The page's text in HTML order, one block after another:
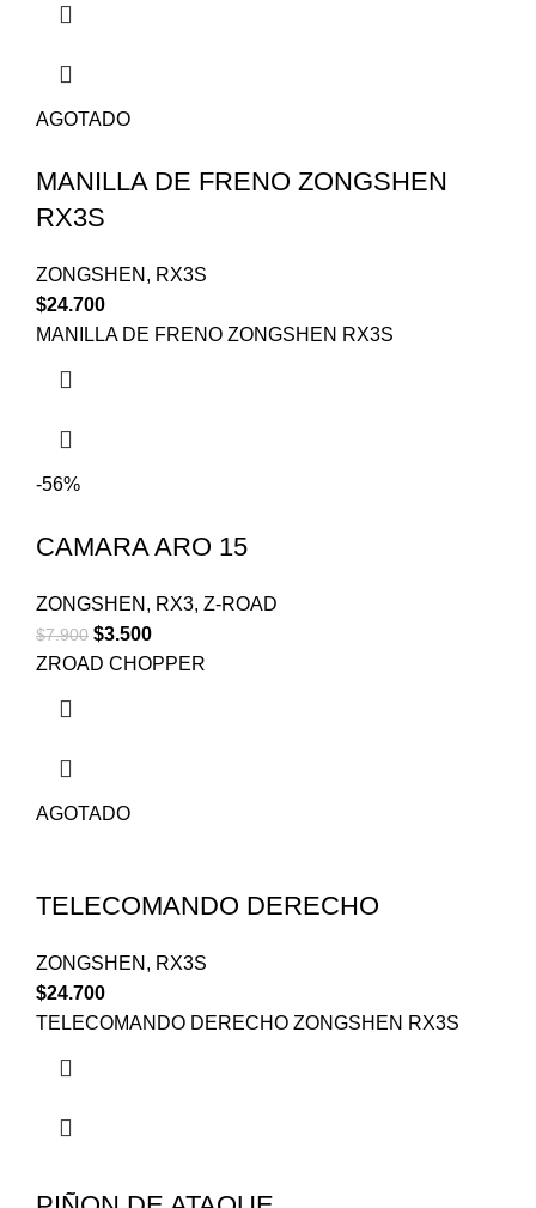
AGOTADO
MANILLA DE FRENO ZONGSHEN
RX3S
ZONGSHEN , RX3S
$24.700
MANILLA DE FRENO ZONGSHEN RX3S
-56%
CAMARA ARO 15
ZONGSHEN , RX3, Z-ROAD
$7.900 $3.500
ZROAD CHOPPER
AGOTADO
TELECOMANDO DERECHO
ZONGSHEN , RX3S
$24.700
TELECOMANDO DERECHO ZONGSHEN RX3S